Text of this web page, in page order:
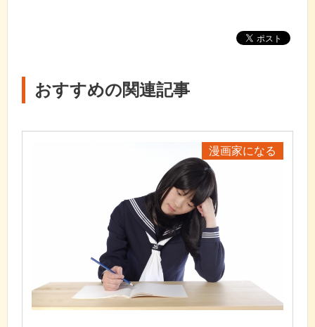
おすすめの関連記事
漫画家になる